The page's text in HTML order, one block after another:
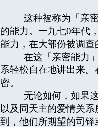
这种被称为「亲
的能力。一九七0年代
能力，在大部份被调查
在这「亲密能力
系轻松自在地讲出来
密。
无论如何，如果
以及同天主的爱情关
到，他们所期望的司铎